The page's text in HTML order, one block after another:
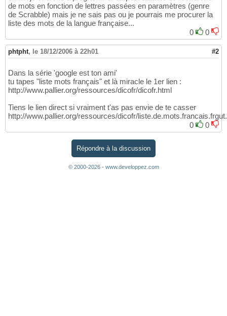
de mots en fonction de lettres passées en paramètres (genre
de Scrabble) mais je ne sais pas ou je pourrais me procurer la
liste des mots de la langue française...
0
0
phtpht, le 18/12/2006 à 22h01 #2
Dans la série 'google est ton ami'
tu tapes "liste mots français" et là miracle le 1er lien :
http://www.pallier.org/ressources/dicofr/dicofr.html
Tiens le lien direct si vraiment t'as pas envie de te casser
http://www.pallier.org/ressources/dicofr/
0
0
Répondre à la discussion
© 2000-2026 - www.developpez.com